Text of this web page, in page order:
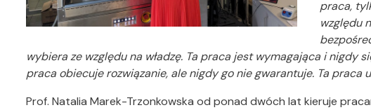
praca,
względu
wybiera ze względu na władzę. Ta praca jest wymagająca i nigdy
praca obiecuje rozwiązanie, ale nigdy go nie gwarantuje. Ta praca
Prof. Natalia Marek-Trzonkowska od ponad dwóch lat kieruje